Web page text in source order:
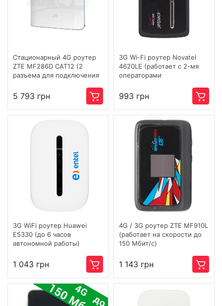
Cтационарный 4G роутер
ZTE MF286D CAT12 (2
разъема для подключения
скорость до 600 Мбит/с)
5 793 грн
3G Wi-Fi роутер Novatel
4620LE (работает с 2-мя
операторами
993 грн
3G WiFi роутер Huawei
E5330 (до 6 часов
автономной работы)
1 043 грн
4G / 3G роутер ZTE MF910L
(работает на скорости до
150 Мбит/с)
1 143 грн